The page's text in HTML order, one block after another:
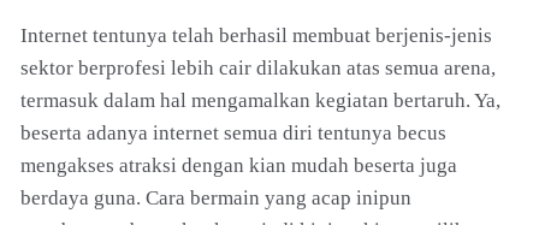
Internet tentunya telah berhasil membuat berjenis-jenis
sektor berprofesi lebih cair dilakukan atas semua arena,
termasuk dalam hal mengamalkan kegiatan bertaruh. Ya,
beserta adanya internet semua diri tentunya becus
mengakses atraksi dengan kian mudah beserta juga
berdaya guna. Cara bermain yang acap inipun